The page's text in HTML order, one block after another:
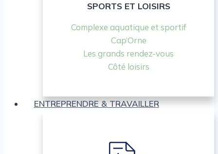
SPORTS ET LOISIRS
Complexe aquatique et sportif
Cap’Orne
Les grands rendez-vous
Côté loisirs
ENTREPRENDRE & TRAVAILLER